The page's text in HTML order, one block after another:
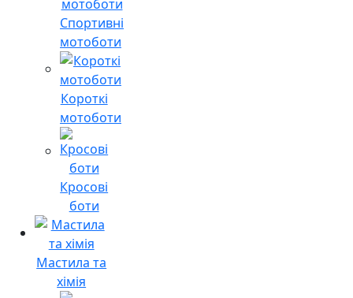
Спортивні
мотоботи
Короткі
мотоботи
Кросові
боти
Мастила та
хімія